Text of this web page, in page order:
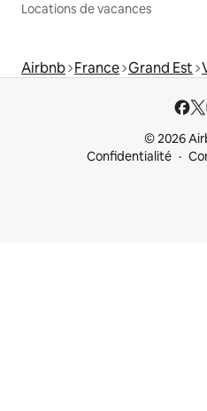
Locations de vacances
Airbnb France Grand Est
© 2026
Confidentialité